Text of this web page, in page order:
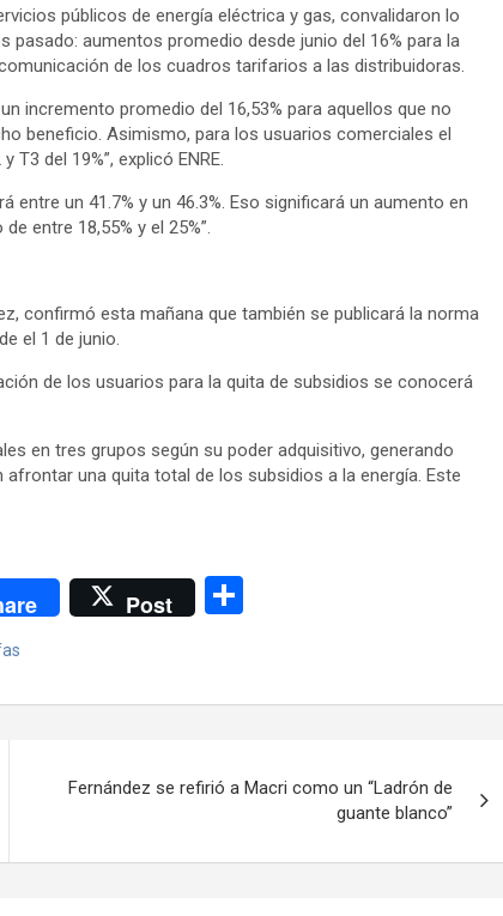
públicos de energía eléctrica y gas, convalidaron lo
pasado: aumentos promedio desde junio del 16% para la
de los cuadros tarifarios a las distribuidoras.
incremento promedio del 16,53% para aquellos que no
beneficio. Asimismo, para los usuarios comerciales el
del 19%”, explicó ENRE.
entre un 41.7% y un 46.3%. Eso significará un aumento en
entre 18,55% y el 25%”.
confirmó esta mañana que también se publicará la norma
el 1 de junio.
de los usuarios para la quita de subsidios se conocerá
en tres grupos según su poder adquisitivo, generando
una quita total de los subsidios a la energía. Este
Post
p
tir
Fernández se refirió a Macri como un “Ladrón de
guante blanco”